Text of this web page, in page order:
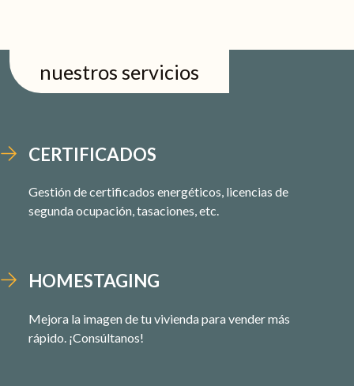
nuestros servicios
CERTIFICADOS
Gestión de certificados energéticos, licencias de
segunda ocupación, tasaciones, etc.
HOMESTAGING
Mejora la imagen de tu vivienda para vender más
rápido. ¡Consúltanos!